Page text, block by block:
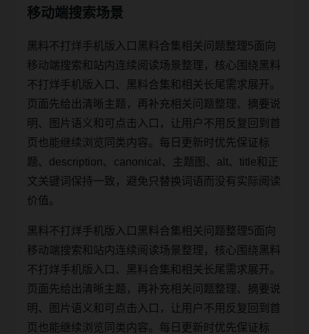
移动端搜索场景
黑料不打烊手机版入口黑料合集相关问题整理5面向
移动端搜索和站内连续阅读场景整理，核心围绕黑料
不打烊手机版入口、黑料合集和相关长尾需求展开。
页面先给出清晰主题，再补充相关问题整理、摘要说
明、图片语义和可点击入口，让用户不用反复回到首
页也能继续浏览同类内容。每日更新时优先保证标
题、description、canonical、主题图、alt、title和正
文关键词保持一致，避免只替换词语而没有实际阅读
价值。
黑料不打烊手机版入口黑料合集相关问题整理5面向
移动端搜索和站内连续阅读场景整理，核心围绕黑料
不打烊手机版入口、黑料合集和相关长尾需求展开。
页面先给出清晰主题，再补充相关问题整理、摘要说
明、图片语义和可点击入口，让用户不用反复回到首
页也能继续浏览同类内容。每日更新时优先保证标